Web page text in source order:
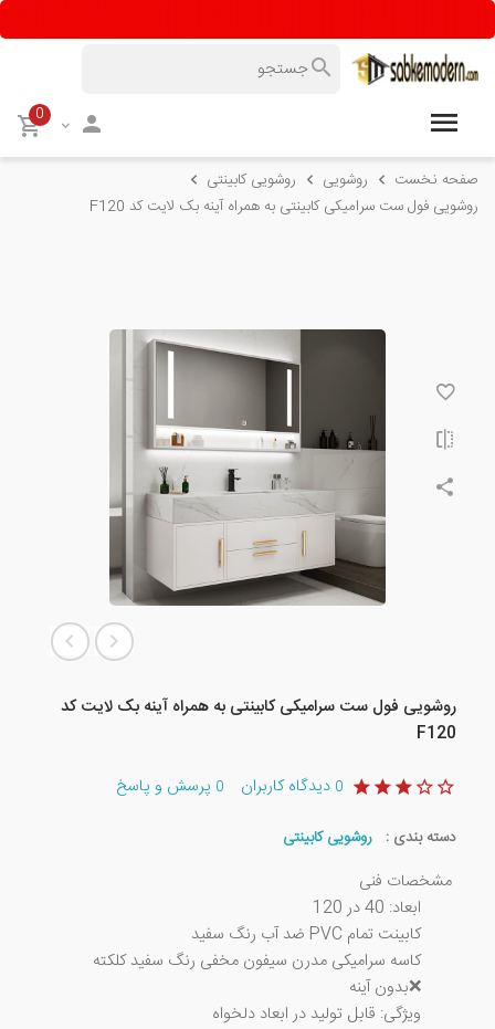
0
صفحه نخست روشویی
روشویی کابینتی
روشویی فول ست سرامیکی کابینتی به همراه آینه بک لایت کد F120
روشویی فول ست سرامیکی کابینتی به همراه آینه بک لایت کد
F120
0 دیدگاه کاربران 0 پرسش و پاسخ
دسته بندی : روشویی کابینتی
مشخصات فنی
ابعاد: 40 در 120
کابینت تمام PVC ضد آب رنگ سفید
کاسه سرامیکی مدرن سیفون مخفی رنگ سفید کلکته
❌️بدون آینه
ویژگی: قابل تولید در ابعاد دلخواه